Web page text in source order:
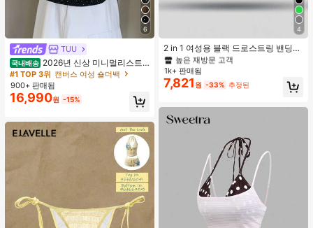
6
TUU
국내배송 2026년 신상 미니멀리스트
도트 캔버스 토트백, 대용량 캐주얼 다
용도 통근 숄더 핸드백
#1 TOP 3위 캔버스 여성 숄더백
900+ 판매됨
16,990원 -15%
4
2 in 1 여성용 블랙 드로스트링 밴딩
허리 곡선 밑단 캐주얼 러닝 트레이닝
운동 반바지
#1 TOP 3위 여성 액티브 바텀
높은 재방문 고객
#1 TOP 3위 여성 액티브 바텀
높은 재방문 고객
#1 TOP 3위
높은 재방문 고객
1k+ 판매됨
7,821 원 -33% 추정된